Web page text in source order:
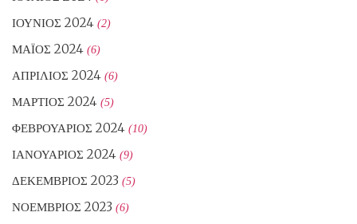
ΙΟΎΝΙΟΣ 2024 (2)
ΜΆΙΟΣ 2024 (6)
ΑΠΡΊΛΙΟΣ 2024 (6)
ΜΆΡΤΙΟΣ 2024 (5)
ΦΕΒΡΟΥΆΡΙΟΣ 2024 (10)
ΙΑΝΟΥΆΡΙΟΣ 2024 (9)
ΔΕΚΈΜΒΡΙΟΣ 2023 (5)
ΝΟΈΜΒΡΙΟΣ 2023 (6)